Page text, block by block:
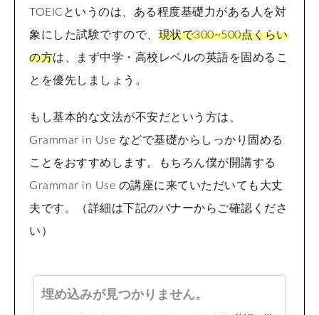
TOEICというのは、ある程度基礎力がある人を対
象にした試験ですので、 現状で300~500点くらい
の方は、まず中学・高校レベルの英語を固めるこ
とを優先しましょう。
もし基本的な文法が不安だという方は、
Grammar in Use などで基礎からしっかり固める
ことをおすすめします。もちろん僕が開講する
Grammar in Use の講座に来ていただいても大丈
夫です。（詳細は下記のバナーからご確認くださ
い）